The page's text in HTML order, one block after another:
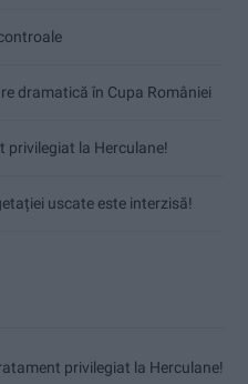
dramatică în Cupa României
privilegiat la Herculane!
uscate este interzisă!
privilegiat la Herculane!